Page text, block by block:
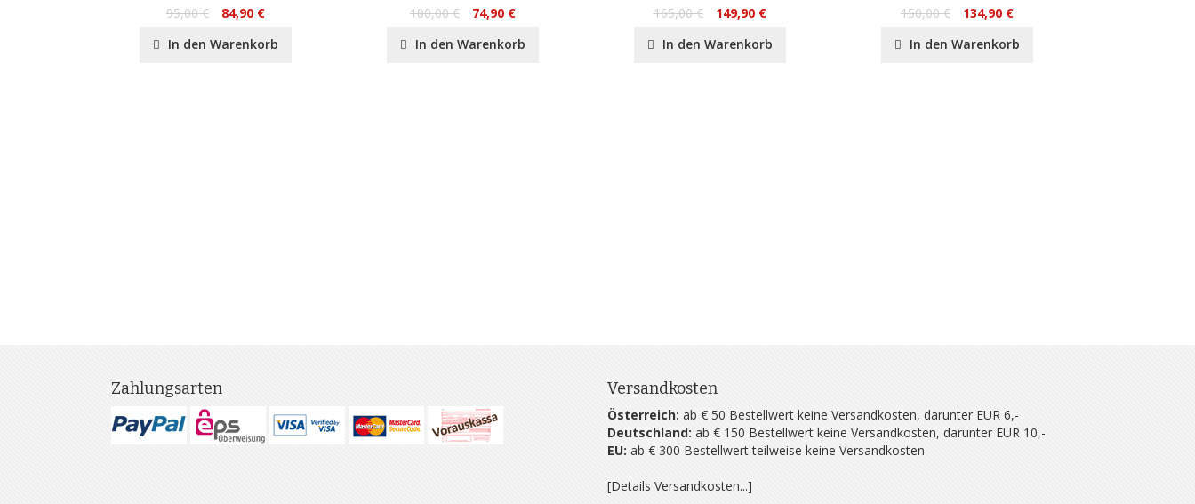
95,00 €
84,90 €
In den Warenkorb
100,00 €
74,90 €
In den Warenkorb
165,00 €
149,90 €
In den Warenkorb
150,00 €
134,90 €
In den Warenkorb
Zahlungsarten Versandkosten
Österreich: ab € 50 Bestellwert keine Versandkosten, darunter EUR 6,-
Deutschland: ab € 150 Bestellwert keine Versandkosten, darunter EUR 10,-
EU: ab € 300 Bestellwert teilweise keine Versandkosten
[Details Versandkosten...]